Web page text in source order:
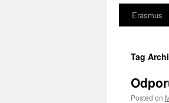
Skip
content
Erasmus
Tag
Posted on